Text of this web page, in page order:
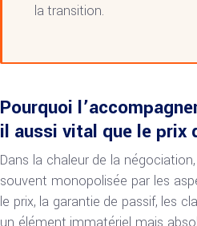
la transition.
Pourquoi
il aussi vital que le prix
Dans la chaleur de la
souvent monopolisée par les
le prix, la garantie de passif, les
un élément immatériel mais